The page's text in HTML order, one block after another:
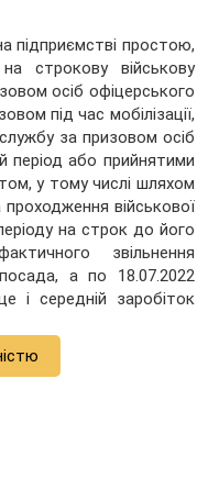
підприємстві простою,
строкову військову
осіб офіцерського
під час мобілізації,
за призовом осіб
період або прийнятими
у тому числі шляхом
військової
на строк до його
звільнення
а по 18.07.2022
і середній заробіток